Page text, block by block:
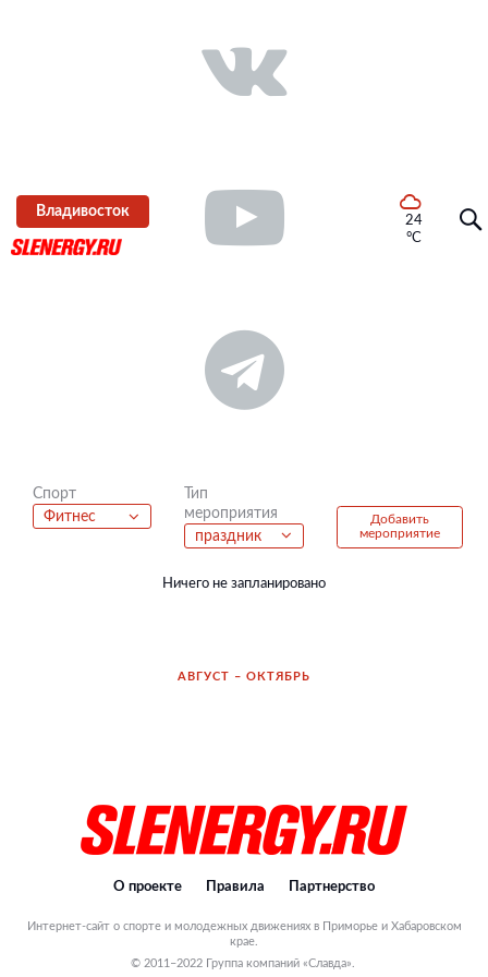
Владивосток
24
°C
Спорт
Фитнес
Тип
мероприятия
праздник
Добавить
мероприятие
Ничего не запланировано
АВГУСТ – ОКТЯБРЬ
О проекте Правила Партнерство
Интернет-сайт о спорте и молодежных движениях в Приморье и Хабаровском
крае.
© 2011–2022 Группа компаний «Славда».